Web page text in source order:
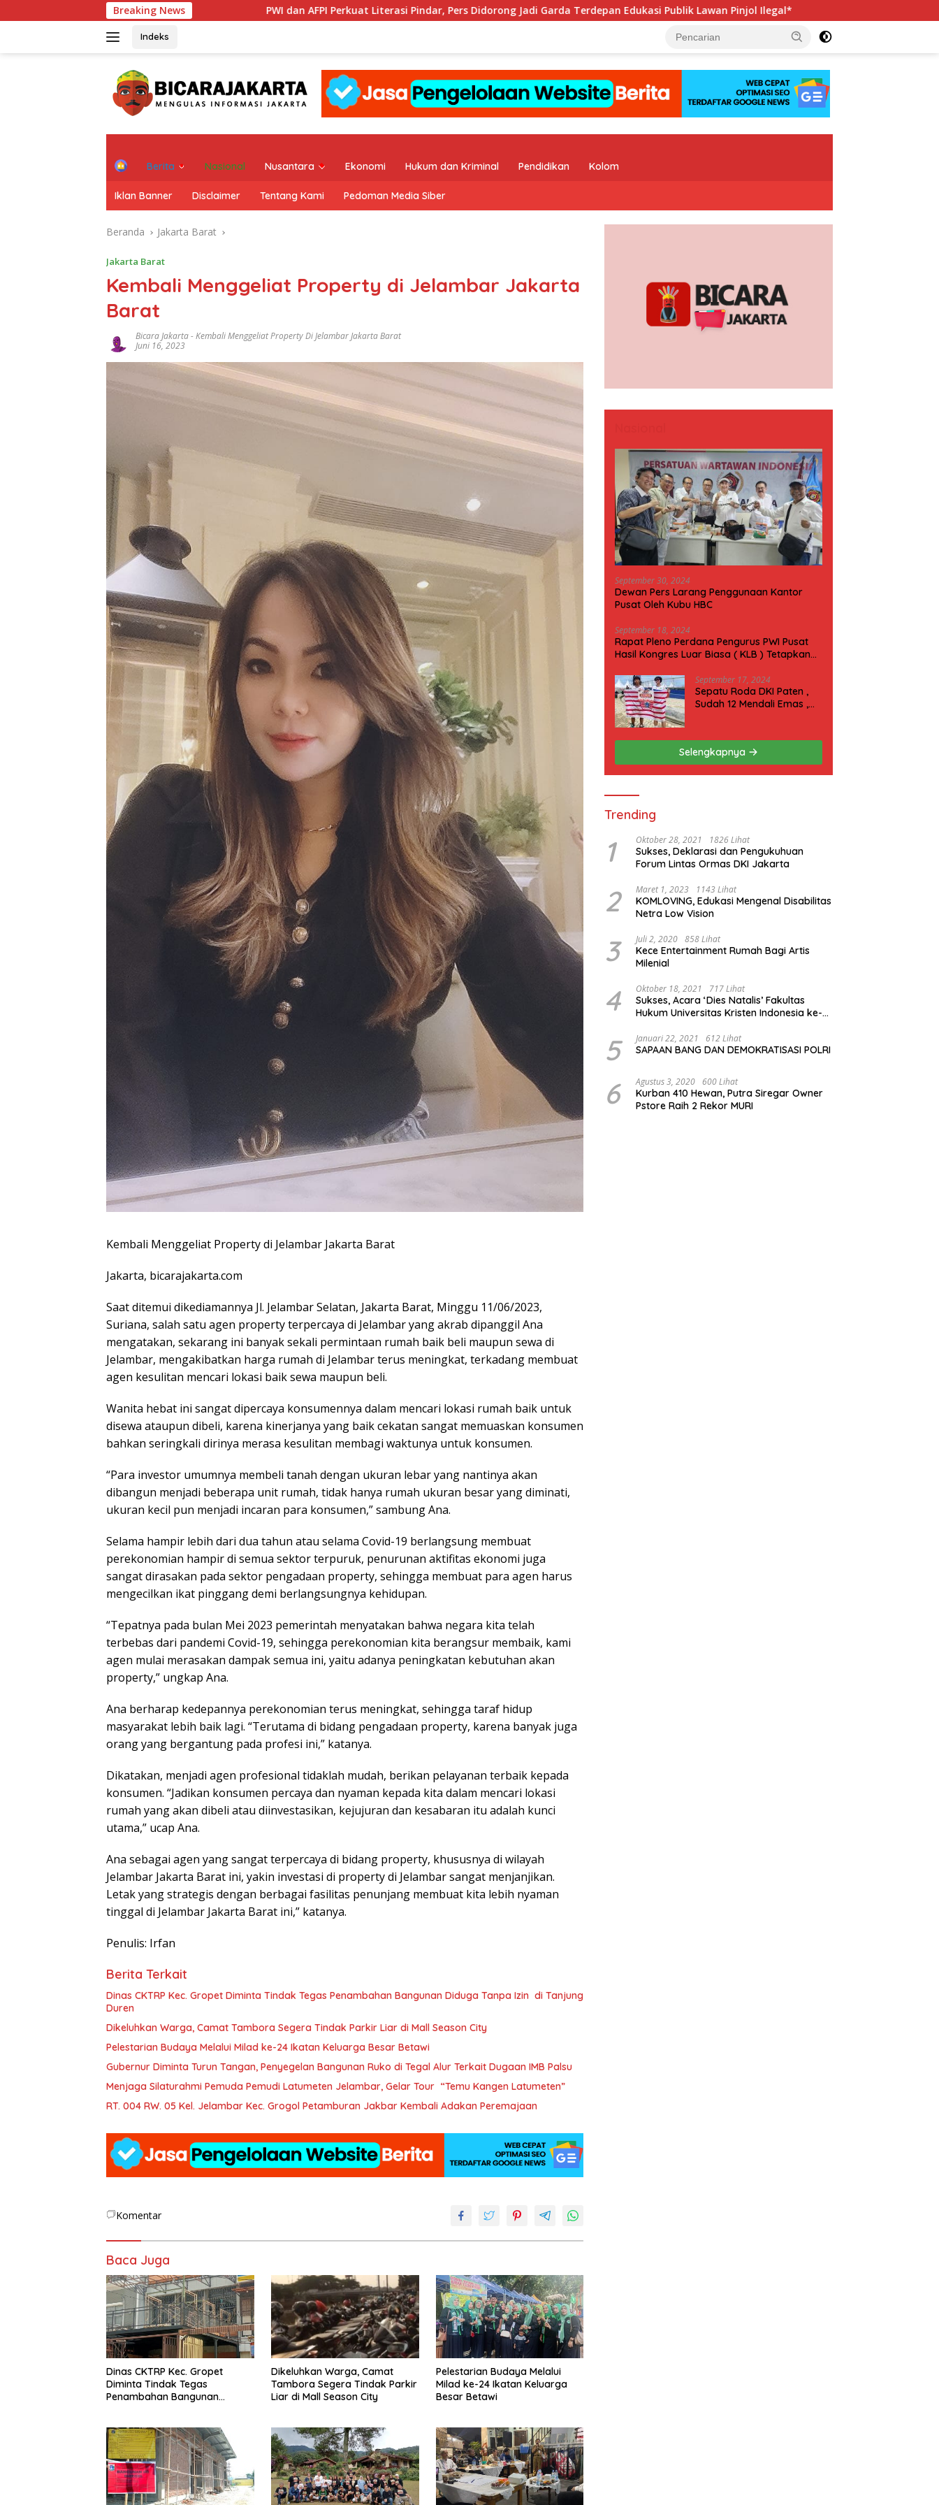
ke
Breaking News
PWI dan AFPI Perkuat Literasi Pindar, Pers Didorong Jadi Garda Terdepan Edukasi Publik Lawan Pinjol Ilegal* Hadapi Porwanas 2027, Pengurus PWI Jaya
Indeks
H
e
Berita Nasional Nusantara Ekonomi Hukum dan Kriminal Pendidikan Kolom
Iklan Banner Disclaimer Tentang Kami Pedoman Media Siber
Beranda Jakarta Barat
Jakarta Barat
Kembali Menggeliat Property di Jelambar Jakarta
Barat
Bicara Jakarta-Kembali Menggeliat Property Di Jelambar Jakarta Barat
Juni 16, 2023
Kembali Menggeliat Property di Jelambar Jakarta Barat
Jakarta, bicarajakarta.com
Saat ditemui dikediamannya Jl. Jelambar Selatan, Jakarta Barat, Minggu 11/06/2023,
Suriana, salah satu agen property terpercaya di Jelambar yang akrab dipanggil Ana
mengatakan, sekarang ini banyak sekali permintaan rumah baik beli maupun sewa di
Jelambar, mengakibatkan harga rumah di Jelambar terus meningkat, terkadang membuat
agen kesulitan mencari lokasi baik sewa maupun beli.
Wanita hebat ini sangat dipercaya konsumennya dalam mencari lokasi rumah baik untuk
disewa ataupun dibeli, karena kinerjanya yang baik cekatan sangat memuaskan konsumen
bahkan seringkali dirinya merasa kesulitan membagi waktunya untuk konsumen.
“Para investor umumnya membeli tanah dengan ukuran lebar yang nantinya akan
dibangun menjadi beberapa unit rumah, tidak hanya rumah ukuran besar yang diminati,
ukuran kecil pun menjadi incaran para konsumen,” sambung Ana.
Selama hampir lebih dari dua tahun atau selama Covid-19 berlangsung membuat
perekonomian hampir di semua sektor terpuruk, penurunan aktifitas ekonomi juga
sangat dirasakan pada sektor pengadaan property, sehingga membuat para agen harus
mengecilkan ikat pinggang demi berlangsungnya kehidupan.
“Tepatnya pada bulan Mei 2023 pemerintah menyatakan bahwa negara kita telah
terbebas dari pandemi Covid-19, sehingga perekonomian kita berangsur membaik, kami
agen mulai merasakan dampak semua ini, yaitu adanya peningkatan kebutuhan akan
property,” ungkap Ana.
Ana berharap kedepannya perekonomian terus meningkat, sehingga taraf hidup
masyarakat lebih baik lagi. “Terutama di bidang pengadaan property, karena banyak juga
orang yang bergantung pada profesi ini,” katanya.
Dikatakan, menjadi agen profesional tidaklah mudah, berikan pelayanan terbaik kepada
konsumen. “Jadikan konsumen percaya dan nyaman kepada kita dalam mencari lokasi
rumah yang akan dibeli atau diinvestasikan, kejujuran dan kesabaran itu adalah kunci
utama,” ucap Ana.
Ana sebagai agen yang sangat terpercaya di bidang property, khususnya di wilayah
Jelambar Jakarta Barat ini, yakin investasi di property di Jelambar sangat menjanjikan.
Letak yang strategis dengan berbagai fasilitas penunjang membuat kita lebih nyaman
tinggal di Jelambar Jakarta Barat ini,” katanya.
Penulis: Irfan
Berita Terkait
Dinas CKTRP Kec. Gropet Diminta Tindak Tegas Penambahan Bangunan Diduga Tanpa Izin di Tanjung
Duren
Dikeluhkan Warga, Camat Tambora Segera Tindak Parkir Liar di Mall Season City
Pelestarian Budaya Melalui Milad ke-24 Ikatan Keluarga Besar Betawi
Gubernur Diminta Turun Tangan, Penyegelan Bangunan Ruko di Tegal Alur Terkait Dugaan IMB Palsu
Menjaga Silaturahmi Pemuda Pemudi Latumeten Jelambar, Gelar Tour “Temu Kangen Latumeten”
RT. 004 RW. 05 Kel. Jelambar Kec. Grogol Petamburan Jakbar Kembali Adakan Peremajaan
Komentar
Baca Juga
Dinas CKTRP Kec. Gropet
Diminta Tindak Tegas
Penambahan Bangunan
Dikeluhkan Warga, Camat
Tambora Segera Tindak Parkir
Liar di Mall Season City
Pelestarian Budaya Melalui
Milad ke-24 Ikatan Keluarga
Besar Betawi
September 30, 2024
Dewan Pers Larang Penggunaan Kantor
Pusat Oleh Kubu HBC
September 18, 2024
Rapat Pleno Perdana Pengurus PWI Pusat
Hasil Kongres Luar Biasa ( KLB ) Tetapkan
September 17, 2024
Sepatu Roda DKI Paten ,
Sudah 12 Mendali Emas ,
Selengkapnya
Trending
1 Oktober 28, 2021 1826 Lihat
Sukses, Deklarasi dan Pengukuhuan
Forum Lintas Ormas DKI Jakarta
2 Maret 1, 2023 1143 Lihat
KOMLOVING, Edukasi Mengenal Disabilitas
Netra Low Vision
3 Juli 2, 2020 858 Lihat
Kece Entertainment Rumah Bagi Artis
Milenial
4 Oktober 18, 2021 717 Lihat
Sukses, Acara ‘Dies Natalis’ Fakultas
Hukum Universitas Kristen Indonesia ke-
5 Januari 22, 2021 612 Lihat
SAPAAN BANG DAN DEMOKRATISASI POLRI
6 Agustus 3, 2020 600 Lihat
Kurban 410 Hewan, Putra Siregar Owner
Pstore Raih 2 Rekor MURI